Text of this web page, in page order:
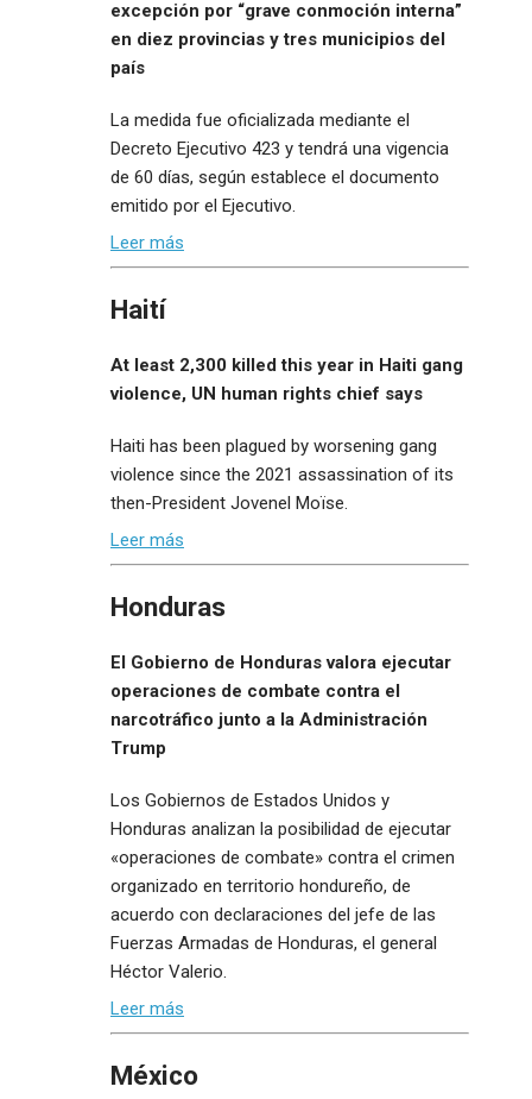
excepción por “grave conmoción interna”
en diez provincias y tres municipios del
país
La medida fue oficializada mediante el
Decreto Ejecutivo 423 y tendrá una vigencia
de 60 días, según establece el documento
emitido por el Ejecutivo.
Leer más
Haití
At least 2,300 killed this year in Haiti gang
violence, UN human rights chief says
Haiti has been plagued by worsening gang
violence since the 2021 assassination of its
then-President Jovenel Moïse.
Leer más
Honduras
El Gobierno de Honduras valora ejecutar
operaciones de combate contra el
narcotráfico junto a la Administración
Trump
Los Gobiernos de Estados Unidos y
Honduras analizan la posibilidad de ejecutar
«operaciones de combate» contra el crimen
organizado en territorio hondureño, de
acuerdo con declaraciones del jefe de las
Fuerzas Armadas de Honduras, el general
Héctor Valerio.
Leer más
México